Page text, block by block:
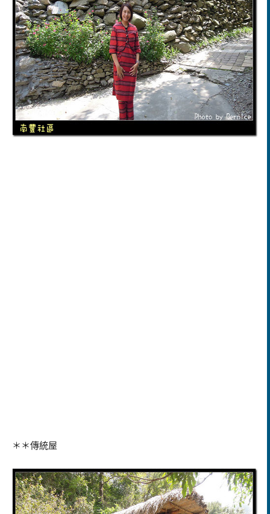
＊＊傳統屋